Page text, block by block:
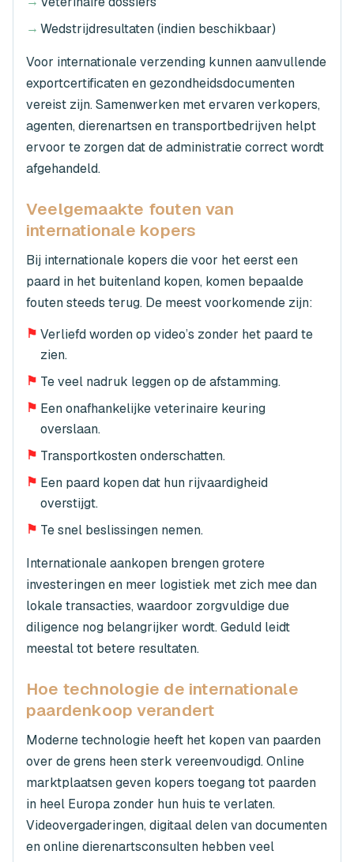
→ Wedstrijdresultaten (indien beschikbaar)
Voor internationale verzending kunnen aanvullende
exportcertificaten en gezondheidsdocumenten
vereist zijn. Samenwerken met ervaren verkopers,
agenten, dierenartsen en transportbedrijven helpt
ervoor te zorgen dat de administratie correct wordt
afgehandeld.
Veelgemaakte fouten van
internationale kopers
Bij internationale kopers die voor het eerst een
paard in het buitenland kopen, komen bepaalde
fouten steeds terug. De meest voorkomende zijn:
⚑ Verliefd worden op video’s zonder het paard te
zien.
⚑ Te veel nadruk leggen op de afstamming.
⚑ Een onafhankelijke veterinaire keuring
overslaan.
⚑ Transportkosten onderschatten.
⚑ Een paard kopen dat hun rijvaardigheid
overstijgt.
⚑ Te snel beslissingen nemen.
Internationale aankopen brengen grotere
investeringen en meer logistiek met zich mee dan
lokale transacties, waardoor zorgvuldige due
diligence nog belangrijker wordt. Geduld leidt
meestal tot betere resultaten.
Hoe technologie de internationale
paardenkoop verandert
Moderne technologie heeft het kopen van paarden
over de grens heen sterk vereenvoudigd. Online
marktplaatsen geven kopers toegang tot paarden
in heel Europa zonder hun huis te verlaten.
Videovergaderingen, digitaal delen van documenten
en online dierenartsconsulten hebben veel